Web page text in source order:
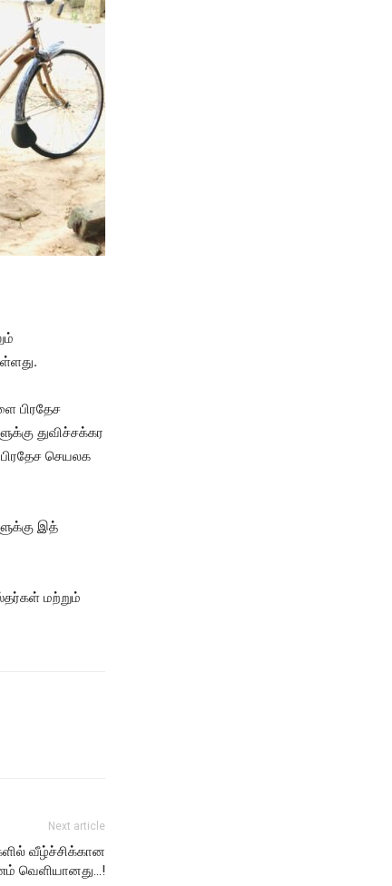
பிரதேச
துவிச்சக்கர
செயலக
இத்
மற்றும்
Next article
வீழ்ச்சிக்கான
வெளியானது…!